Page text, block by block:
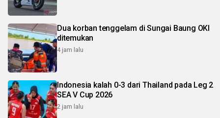
Dua korban tenggelam di Sungai Baung OKI
ditemukan
4 jam lalu
Indonesia kalah 0-3 dari Thailand pada Leg 2
SEA V Cup 2026
2 jam lalu